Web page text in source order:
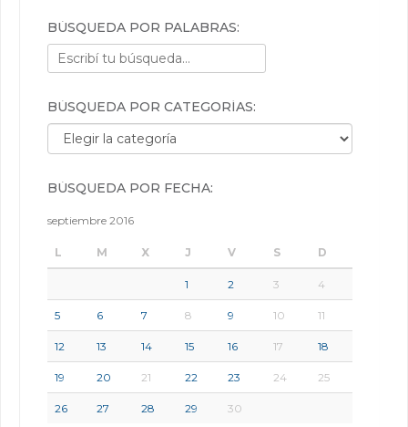
BÚSQUEDA POR PALABRAS:
BÚSQUEDA POR CATEGORÍAS:
Búsqueda por categorías:
BÚSQUEDA POR FECHA:
septiembre 2016
L M X J V S D
1 2 3 4
5 6 7 8 9 10 11
12 13 14 15 16 17 18
19 20 21 22 23 24 25
26 27 28 29 30